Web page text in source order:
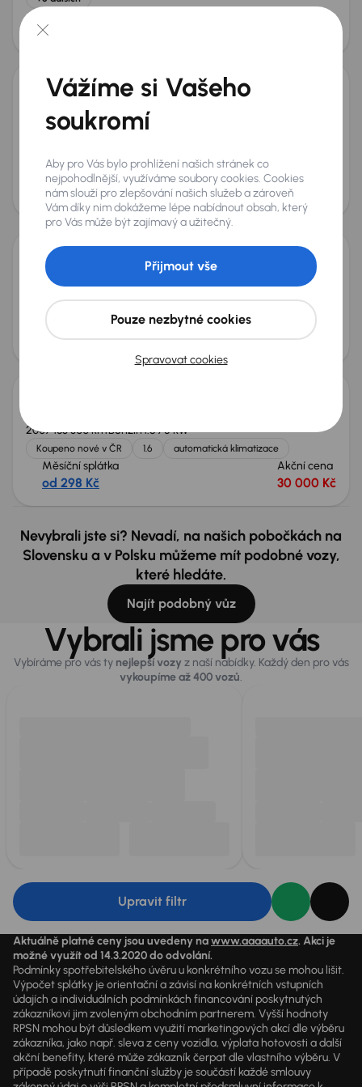
od 1 184 Kč
Akční cena
201579 080 kmBenzín1.2 TSI
automatická klimatizace
+4 dalších
Měsíční splátka
od 1 599 Kč
Akční cena
165 000 Kč
Seat Toledo
68 701 kmBenzín1.0 TSI70 kW
Koupeno nové v ČR +2 dalších
Měsíční splátka
od 1 599 Kč
Akční cena
165 000 Kč
2007183 300 kmBenzín1.675 kW
Koupeno nové v ČR 1.6 automatická klimatizace
Měsíční splátka
od 298 Kč
Akční cena
30 000 Kč
Nevybrali jste si? Nevadí, na našich pobočkách na
Slovensku a v Polsku můžeme mít podobné vozy,
které hledáte.
Najít podobný vůz
Vybrali jsme pro vás
Vybíráme pro vás ty nejlepší vozy z naší nabídky. Každý den pro vás
vykoupíme až 400 vozů.
Upravit filtr
Aktuálně platné ceny jsou uvedeny nawww.aaaauto.cz. Akci je
možné využít od 14.3.2020 do odvolání.
Podmínky spotřebitelského úvěru u konkrétního vozu se mohou lišit.
Výpočet splátky je orientační a závisí na konkrétních vstupních
údajích a individuálních podmínkách financování poskytnutých
zákazníkovi jim zvoleným obchodním partnerem. Vyšší hodnoty
RPSN mohou být důsledkem využití marketingových akcí dle výběru
zákazníka, jako např. sleva z ceny vozidla, výplata hotovosti a další
akční benefity, které může zákazník čerpat dle vlastního výběru. V
případě poskytnutí finanční služby je součástí každé smlouvy
Vážíme si Vašeho
soukromí
Aby pro Vás bylo prohlížení našich stránek co
nejpohodlnější, využíváme soubory cookies. Cookies
nám slouží pro zlepšování našich služeb a zároveň
Vám díky nim dokážeme lépe nabídnout obsah, který
pro Vás může být zajímavý a užitečný.
Spravovat cookies
Pouze nezbytné cookies
Přijmout vše